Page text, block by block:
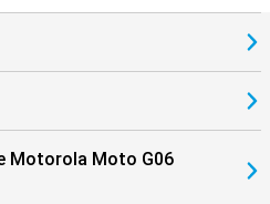
Motorola Moto G06